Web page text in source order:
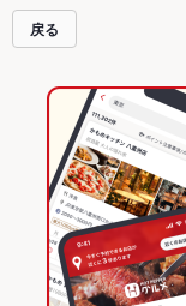
パーティーにもお得に便
戻る